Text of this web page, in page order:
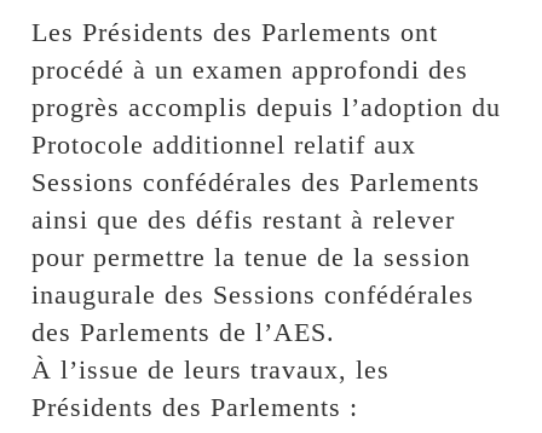
Les Présidents des Parlements ont
procédé à un examen approfondi des
progrès accomplis depuis l’adoption du
Protocole additionnel relatif aux
Sessions confédérales des Parlements
ainsi que des défis restant à relever
pour permettre la tenue de la session
inaugurale des Sessions confédérales
des Parlements de l’AES.
À l’issue de leurs travaux, les
Présidents des Parlements :